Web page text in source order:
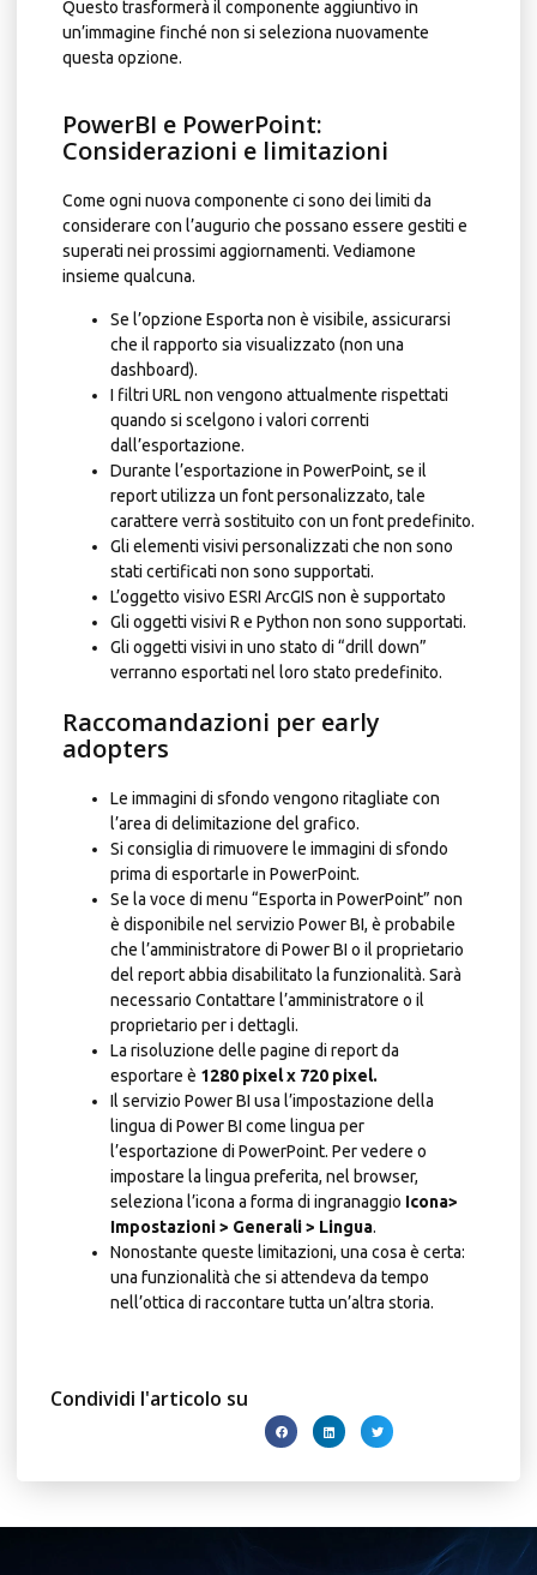
Questo trasformerà il componente aggiuntivo in
un’immagine finché non si seleziona nuovamente
questa opzione.
PowerBI e PowerPoint:
Considerazioni e limitazioni
Come ogni nuova componente ci sono dei limiti da
considerare con l’augurio che possano essere gestiti e
superati nei prossimi aggiornamenti. Vediamone
insieme qualcuna.
Se l’opzione Esporta non è visibile, assicurarsi
che il rapporto sia visualizzato (non una
dashboard).
I filtri URL non vengono attualmente rispettati
quando si scelgono i valori correnti
dall’esportazione.
Durante l’esportazione in PowerPoint, se il
report utilizza un font personalizzato, tale
carattere verrà sostituito con un font predefinito.
Gli elementi visivi personalizzati che non sono
stati certificati non sono supportati.
L’oggetto visivo ESRI ArcGIS non è supportato
Gli oggetti visivi R e Python non sono supportati.
Gli oggetti visivi in ​​uno stato di “drill down”
verranno esportati nel loro stato predefinito.
Raccomandazioni per early
adopters
Le immagini di sfondo vengono ritagliate con
l’area di delimitazione del grafico.
Si consiglia di rimuovere le immagini di sfondo
prima di esportarle in PowerPoint.
Se la voce di menu “Esporta in PowerPoint” non
è disponibile nel servizio Power BI, è probabile
che l’amministratore di Power BI o il proprietario
del report abbia disabilitato la funzionalità. Sarà
necessario Contattare l’amministratore o il
proprietario per i dettagli.
La risoluzione delle pagine di report da
esportare è 1280 pixel x 720 pixel.
Il servizio Power BI usa l’impostazione della
lingua di Power BI come lingua per
l’esportazione di PowerPoint. Per vedere o
impostare la lingua preferita, nel browser,
seleziona l’icona a forma di ingranaggio Icona>
Impostazioni > Generali > Lingua.
Nonostante queste limitazioni, una cosa è certa:
una funzionalità che si attendeva da tempo
nell’ottica di raccontare tutta un’altra storia.
Condividi l'articolo su